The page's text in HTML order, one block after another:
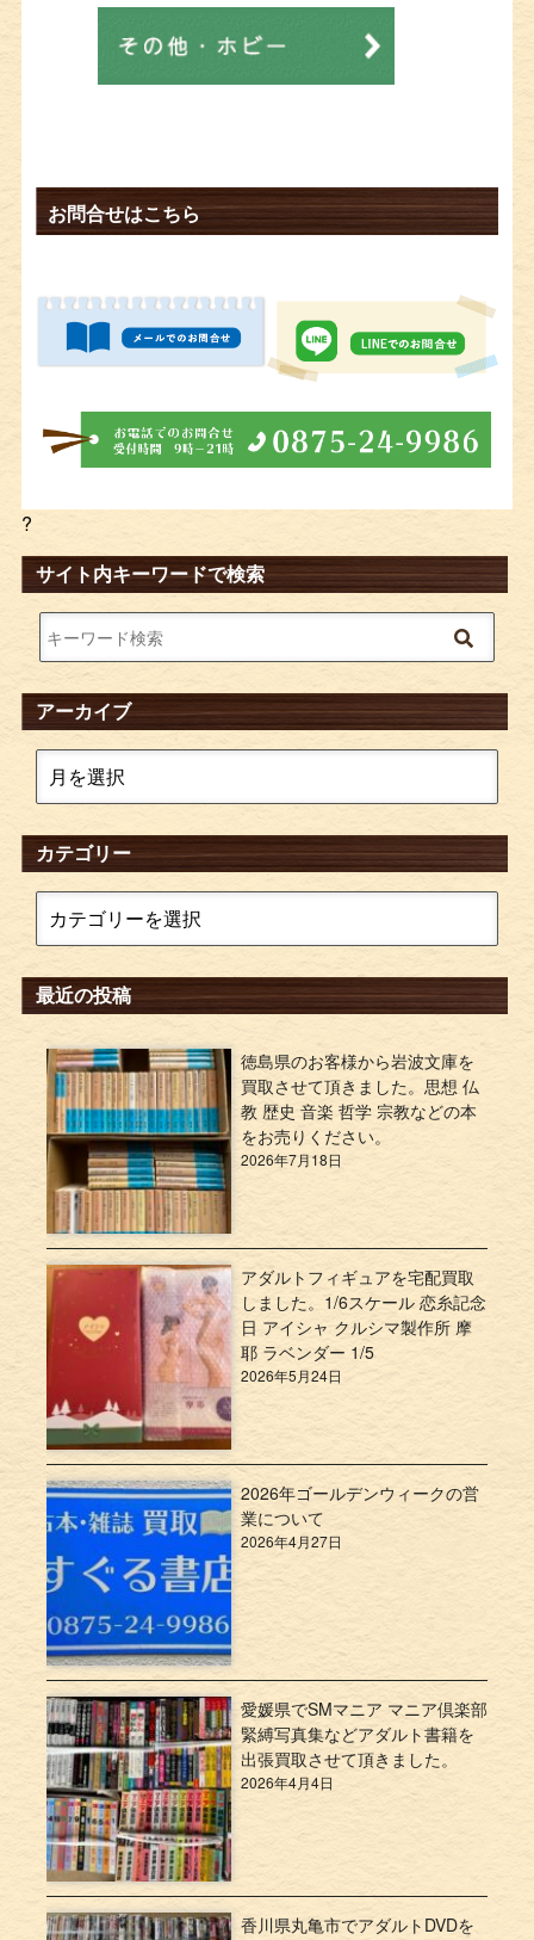
お問合せはこちら
?
サイト内キーワードで検索
アーカイブ
カテゴリー
最近の投稿
徳島県のお客様から岩波文庫を
買取させて頂きました。思想 仏
教 歴史 音楽 哲学 宗教などの本
をお売りください。
2026年7月18日
アダルトフィギュアを宅配買取
しました。1/6スケール 恋糸記念
日 アイシャ クルシマ製作所 摩
耶 ラベンダー 1/5
2026年5月24日
2026年ゴールデンウィークの営
業について
2026年4月27日
愛媛県でSMマニア マニア倶楽部
緊縛写真集などアダルト書籍を
出張買取させて頂きました。
2026年4月4日
香川県丸亀市でアダルトDVDを